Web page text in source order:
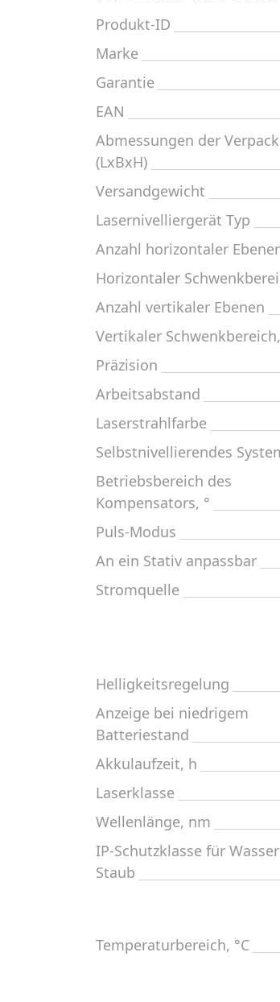
Produkt-ID
Marke
Garantie
EAN
Abmessungen der
(LxBxH)
Versandgewicht
Lasernivelliergerät Typ
Anzahl horizontaler
Horizontaler
Anzahl vertikaler Ebenen
Vertikaler
Präzision
Arbeitsabstand
Laserstrahlfarbe
Selbstnivellierendes
Betriebsbereich des
Kompensators, °
Puls-Modus
An ein Stativ anpassbar
Stromquelle
Helligkeitsregelung
Anzeige bei niedrigem
Batteriestand
Akkulaufzeit, h
Laserklasse
Wellenlänge, nm
IP-Schutzklasse für
Staub
Temperaturbereich, °C